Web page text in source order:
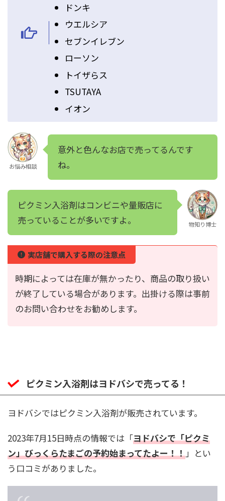
ドンキ
ウエルシア
セブンイレブン
ローソン
トイザらス
TSUTAYA
イオン
お悩み相談
意外と色んなお店で売ってるんです
ね。
ピクミン入浴剤はコンビニや量販店に
売っていることが多いですよ。
物知り博士
実店舗で購入する際の注意点
時期によっては在庫が無かったり、商品の取り扱い
が終了している場合があります。出掛ける際は事前
のお問い合わせをお勧めします。
ピクミン入浴剤はヨドバシで売ってる！
ヨドバシではピクミン入浴剤が販売されています。
2023年7月15日時点の情報では「ヨドバシで「ピクミ
ン」びっくらたまごの予約始まってたよー！！」とい
う口コミがありました。